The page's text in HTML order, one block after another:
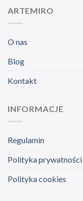
ARTEMIRO
O nas
Blog
Kontakt
INFORMACJE
Regulamin
Polityka prywatności
Polityka cookies